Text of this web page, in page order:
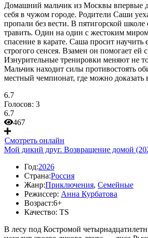
Домашний мальчик из Москвы впервые
себя в чужом городе. Родители Саши
пропали без вести. В пятигорской школе
травить. Один на один с жестоким
спасение в карате. Саша просит научить
строгого сенсея. Взамен он помогает ей
Изнурительные тренировки меняют не
Мальчик находит силы противостоять
местный чемпионат, где можно доказать
6.7
Голосов: 3
6.7
467
Смотреть онлайн
Мой дикий друг. Возвращение домой
Год:2026
Страна:Россия
Жанр:Приключения, Семейные
Режиссер: Анна Курбатова
Возраст:6+
Качество: TS
В лесу под Костромой